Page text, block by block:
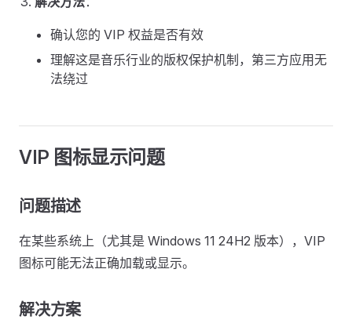
确认您的 VIP 权益是否有效
理解这是音乐行业的版权保护机制，第三方应用无
法绕过
VIP 图标显示问题
问题描述
在某些系统上（尤其是 Windows 11 24H2 版本），VIP
图标可能无法正确加载或显示。
解决方案